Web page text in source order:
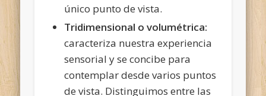
único punto de vista.
Tridimensional o volumétrica:
caracteriza nuestra experiencia
sensorial y se concibe para
contemplar desde varios puntos
de vista. Distinguimos entre las